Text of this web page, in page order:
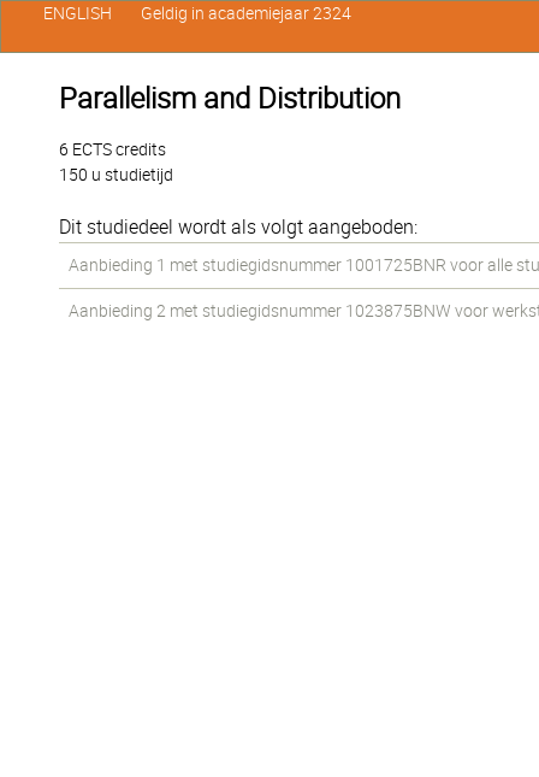
Parallelism and Distribution
6 ECTS credits
150 u studietijd
Dit studiedeel wordt als volgt aangeboden:
Aanbieding 1 met studiegidsnummer 1001725BNR voor alle
Aanbieding 2 met studiegidsnummer 1023875BNW voor
ENGLISH Geldig in academiejaar 2324